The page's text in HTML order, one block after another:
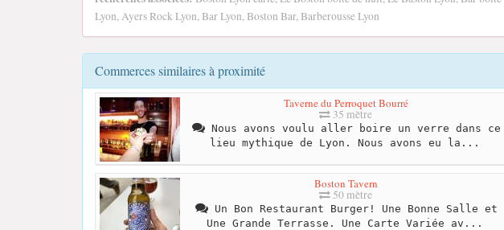
Lyon, Ayers Rock Lyon, Bar Lyon, Boston Bar, Barberousse Lyon
Commerces similaires à proximité
Taverne du Perroquet Bourré
35 mètre
Nous avons voulu aller boire un verre dans ce
lieu mythique de Lyon. Nous avons eu la...
Boston Tavern
50 mètre
Un Bon Restaurant Burger! Une Bonne Salle et
Une Grande Terrasse. Une Carte Variée av...